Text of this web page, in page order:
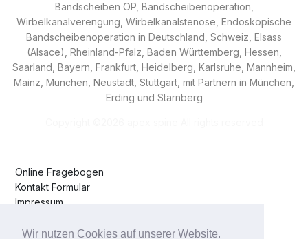
Wir nutzen Cookies auf unserer Website.
Bandscheiben OP, Bandscheibenoperation,
Wirbelkanalverengung, Wirbelkanalstenose, Endoskopische
Bandscheibenoperation in Deutschland, Schweiz, Elsass
(Alsace), Rheinland-Pfalz, Baden Württemberg, Hessen,
Saarland, Bayern, Frankfurt, Heidelberg, Karlsruhe, Mannheim,
Mainz, München, Neustadt, Stuttgart, mit Partnern in München,
Erding und Starnberg
Online Fragebogen
Kontakt Formular
Impressum
Anfahrt